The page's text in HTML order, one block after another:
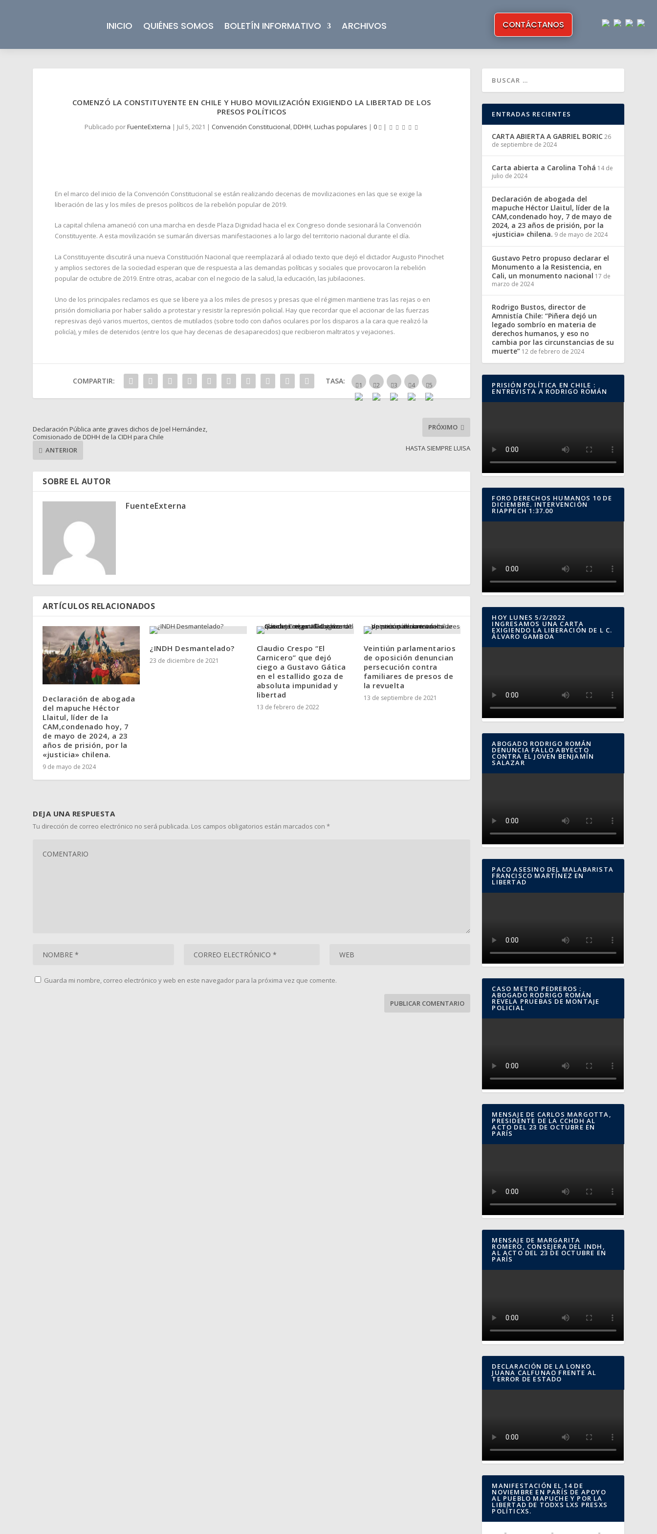
INICIO QUIÉNES SOMOS BOLETÍN INFORMATIVO ARCHIVOS CONTÁCTANOS
COMENZÓ LA CONSTITUYENTE EN CHILE Y HUBO MOVILIZACIÓN EXIGIENDO LA LIBERTAD DE LOS
PRESOS POLÍTICOS
Publicado porFuenteExterna | Jul 5, 2021 | Convención Constitucional,DDHH,Luchas populares |0 |
En el marco del inicio de la Convención Constitucional se están realizando decenas de movilizaciones en las que se exige la
liberación de las y los miles de presos políticos de la rebelión popular de 2019.
La capital chilena amaneció con una marcha en desde Plaza Dignidad hacia el ex Congreso donde sesionará la Convención
Constituyente. A esta movilización se sumarán diversas manifestaciones a lo largo del territorio nacional durante el día.
La Constituyente discutirá una nueva Constitución Nacional que reemplazará al odiado texto que dejó el dictador Augusto Pinochet
y amplios sectores de la sociedad esperan que de respuesta a las demandas políticas y sociales que provocaron la rebelión
popular de octubre de 2019. Entre otras, acabar con el negocio de la salud, la educación, las jubilaciones.
Uno de los principales reclamos es que se libere ya a los miles de presos y presas que el régimen mantiene tras las rejas o en
prisión domiciliaria por haber salido a protestar y resistir la represión policial. Hay que recordar que el accionar de las fuerzas
represivas dejó varios muertos, cientos de mutilados (sobre todo con daños oculares por los disparos a la cara que realizó la
policía), y miles de detenidos (entre los que hay decenas de desaparecidos) que recibieron maltratos y vejaciones.
COMPARTIR: TASA:
Declaración Pública ante graves dichos de Joel Hernández,
Comisionado de DDHH de la CIDH para Chile
ANTERIOR
PRÓXIMO
HASTA SIEMPRE LUISA
SOBRE EL AUTOR
FuenteExterna
ARTÍCULOS RELACIONADOS
Declaración de abogada
del mapuche Héctor
Llaitul, líder de la
CAM,condenado hoy, 7
de mayo de 2024, a 23
años de prisión, por la
«justicia» chilena.
9 de mayo de 2024
¿INDH Desmantelado?
23 de diciembre de 2021
Claudio Crespo “El
Carnicero” que dejó
ciego a Gustavo Gática
en el estallido goza de
absoluta impunidad y
libertad
13 de febrero de 2022
Veintiún parlamentarios
de oposición denuncian
persecución contra
familiares de presos de
la revuelta
13 de septiembre de 2021
DEJA UNA RESPUESTA
Tu dirección de correo electrónico no será publicada. Los campos obligatorios están marcados con*
Guarda mi nombre, correo electrónico y web en este navegador para la próxima vez que comente.
ENTRADAS RECIENTES
CARTA ABIERTA A GABRIEL BORIC26
de septiembre de 2024
Carta abierta a Carolina Tohá 14 de
julio de 2024
Declaración de abogada del
mapuche Héctor Llaitul, líder de la
CAM,condenado hoy, 7 de mayo de
2024, a 23 años de prisión, por la
«justicia» chilena. 9 de mayo de 2024
Gustavo Petro propuso declarar el
Monumento a la Resistencia, en
Cali, un monumento nacional 17 de
marzo de 2024
Rodrigo Bustos, director de
Amnistía Chile: “Piñera dejó un
legado sombrío en materia de
derechos humanos, y eso no
cambia por las circunstancias de su
muerte” 12 de febrero de 2024
PRISIÓN POLÍTICA EN CHILE :
ENTREVISTA A RODRIGO ROMÁN
FORO DERECHOS HUMANOS 10 DE
DICIEMBRE. INTERVENCIÓN
RIAPPECH 1:37.00
HOY LUNES 5/2/2022
INGRESAMOS UNA CARTA
EXIGIENDO LA LIBERACIÓN DE L C.
ÁLVARO GAMBOA
ABOGADO RODRIGO ROMÁN
DENUNCIA FALLO ABYECTO
CONTRA EL JOVEN BENJAMÍN
SALAZAR
PACO ASESINO DEL MALABARISTA
FRANCISCO MARTÍNEZ EN
LIBERTAD
CASO METRO PEDREROS :
ABOGADO RODRIGO ROMÁN
REVELA PRUEBAS DE MONTAJE
POLICIAL
MENSAJE DE CARLOS MARGOTTA,
PRESIDENTE DE LA CCHDH AL
ACTO DEL 23 DE OCTUBRE EN
PARÍS
MENSAJE DE MARGARITA
ROMERO, CONSEJERA DEL INDH,
AL ACTO DEL 23 DE OCTUBRE EN
PARÍS
DECLARACIÓN DE LA LONKO
JUANA CALFUNAO FRENTE AL
TERROR DE ESTADO
MANIFESTACIÓN EL 14 DE
NOVIEMBRE EN PARÍS DE APOYO
AL PUEBLO MAPUCHE Y POR LA
LIBERTAD DE TODXS LXS PRESXS
POLÍTICXS.